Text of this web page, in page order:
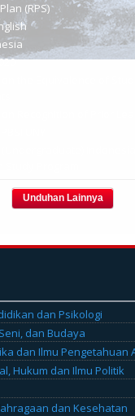
(RPS)
dan Psikologi
dan Budaya
dan Ilmu Pengetahuan
Hukum dan Ilmu Politik
dan Kesehatan